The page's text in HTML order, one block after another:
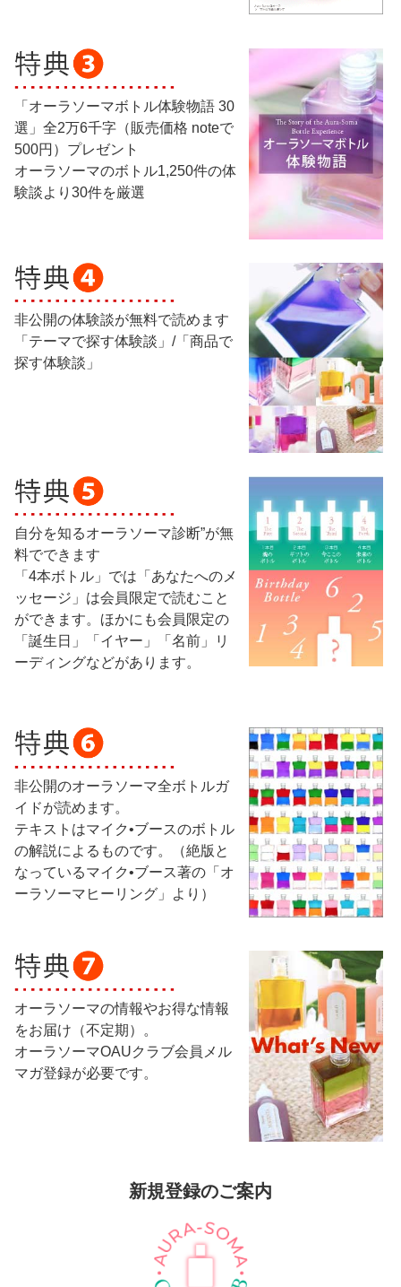
「オーラソーマボトル体験物語 30
選」全2万6千字（販売価格 noteで
500円）プレゼント
オーラソーマのボトル1,250件の体
験談より30件を厳選
非公開の体験談が無料で読めます
「テーマで探す体験談」/「商品で
探す体験談」
自分を知るオーラソーマ診断”が無
料でできます
「4本ボトル」では「あなたへのメ
ッセージ」は会員限定で読むこと
ができます。ほかにも会員限定の
「誕生日」「イヤー」「名前」リ
ーディングなどがあります。
非公開のオーラソーマ全ボトルガ
イドが読めます。
テキストはマイク•ブースのボトル
の解説によるものです。（絶版と
なっているマイク•ブース著の「オ
ーラソーマヒーリング」より）
オーラソーマの情報やお得な情報
をお届け（不定期）。
オーラソーマOAUクラブ会員メル
マガ登録が必要です。
新規登録のご案内